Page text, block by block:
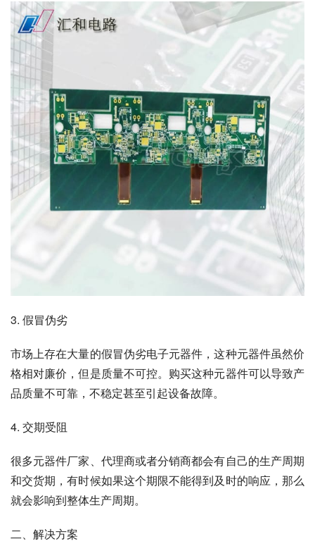
3. 假冒伪劣
市场上存在大量的假冒伪劣电子元器件，这种元器件虽然价
格相对廉价，但是质量不可控。购买这种元器件可以导致产
品质量不可靠，不稳定甚至引起设备故障。
4. 交期受阻
很多元器件厂家、代理商或者分销商都会有自己的生产周期
和交货期，有时候如果这个期限不能得到及时的响应，那么
就会影响到整体生产周期。
二、解决方案